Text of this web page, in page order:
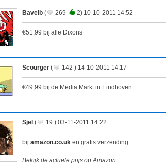
Bavelb ( 269 2) 10-10-2011 14:52
€51,99 bij alle Dixons
Scourger ( 142 ) 14-10-2011 14:17
€49,99 bij de Media Markt in Eindhoven
Sjel ( 19 ) 03-11-2011 14:22
bij amazon.co.uk en gratis verzending
Bekijk de actuele prijs op Amazon.